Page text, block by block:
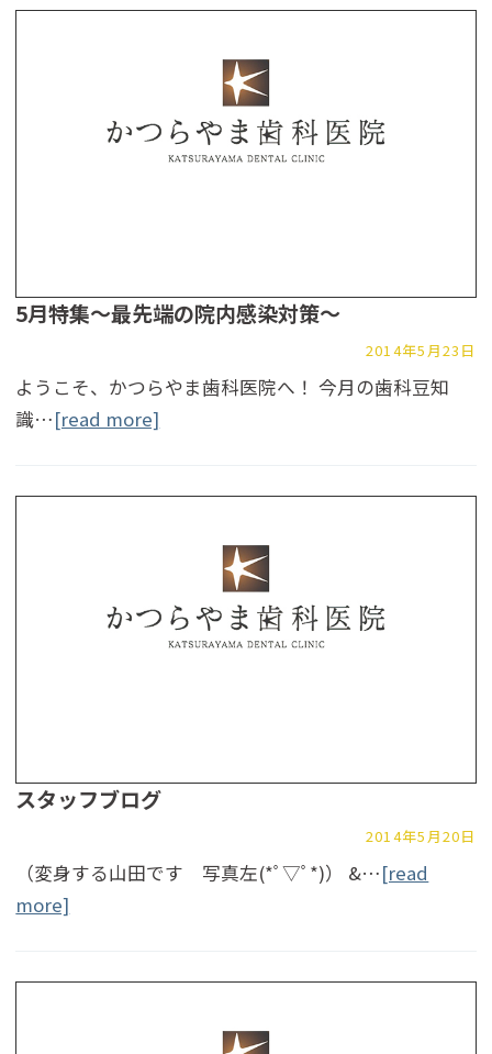
5月特集～最先端の院内感染対策～
2014年5月23日
ようこそ、かつらやま歯科医院へ！ 今月の歯科豆知
識…[read more]
スタッフブログ
2014年5月20日
（変身する山田です 写真左(*ﾟ▽ﾟ*)） &…[read
more]